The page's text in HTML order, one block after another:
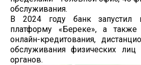
обслуживания.
В 2024 году банк запустил
платформу «Береке», а
онлайн-кредитования,
обслуживания физических лиц
органов.